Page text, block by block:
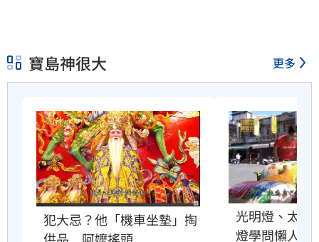
寶島神很大 更多
犯大忌？他「機車坐墊」掏
供品　阿嬤搖頭
光明燈、太歲
燈學問懶人包